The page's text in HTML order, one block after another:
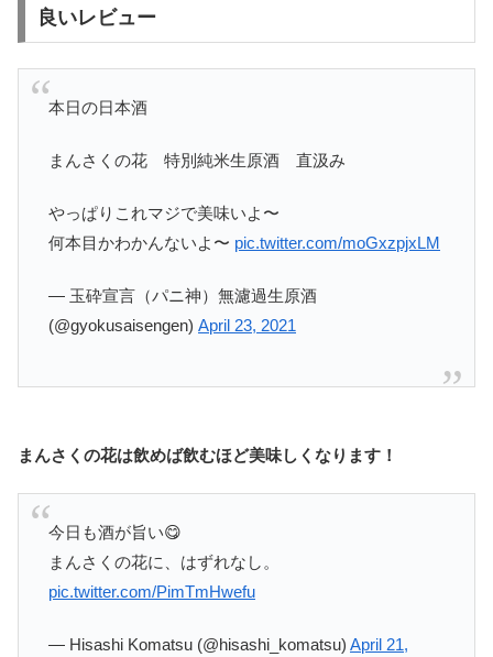
良いレビュー
本日の日本酒
まんさくの花 特別純米生原酒 直汲み
やっぱりこれマジで美味いよ〜
何本目かわかんないよ〜 pic.twitter.com/moGxzpjxLM
— 玉砕宣言（パニ神）無濾過生原酒
(@gyokusaisengen) April 23, 2021
まんさくの花は飲めば飲むほど美味しくなります！
今日も酒が旨い😋
まんさくの花に、はずれなし。
pic.twitter.com/PimTmHwefu
— Hisashi Komatsu (@hisashi_komatsu) April 21,